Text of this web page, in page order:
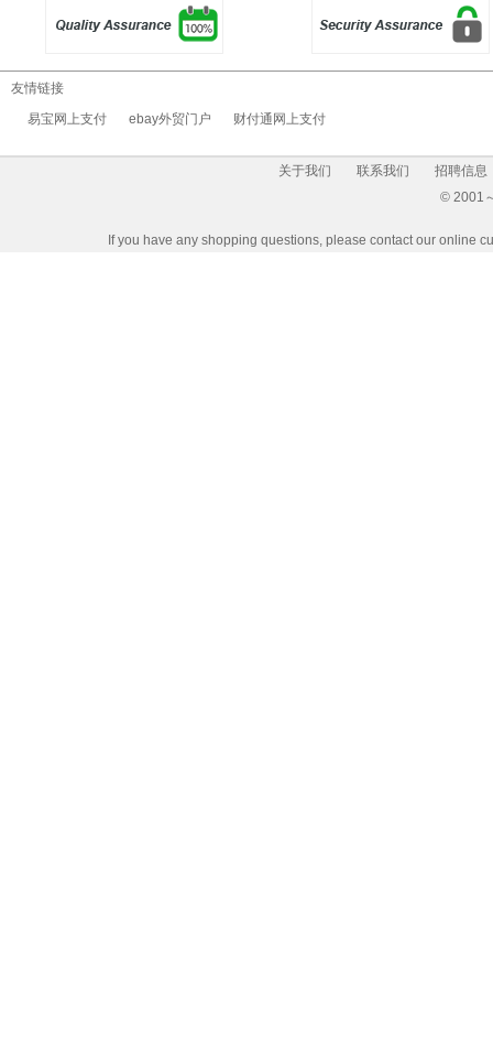
友情链接
易宝网上支付
ebay外贸门户 财付通网上支付
关于我们 联系我们
招聘信息
© 2001
If you have any shopping questions, please contact our online